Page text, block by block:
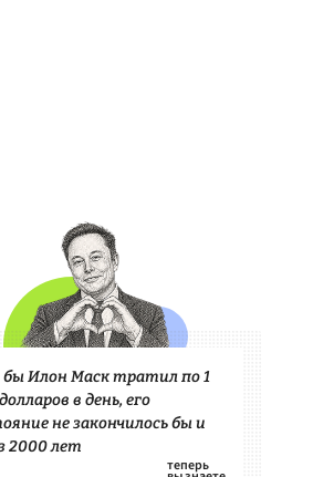
бы Илон Маск тратил по 1
в день, его
не закончилось бы и
2000 лет